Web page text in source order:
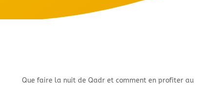
Que faire la nuit de Qadr et comment en profiter au